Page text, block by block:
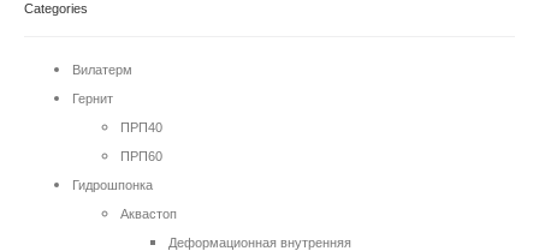
Categories
Вилатерм
Гернит
ПРП40
ПРП60
Гидрошпонка
Аквастоп
Деформационная внутренняя